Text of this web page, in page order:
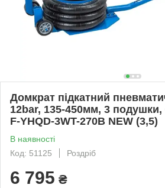
Домкрат підкатний
12bar, 135-450мм, 3
F-YHQD-3WT-270B NEW (3,5)
В наявності
Код: 51125
Роздріб
6 795 ₴